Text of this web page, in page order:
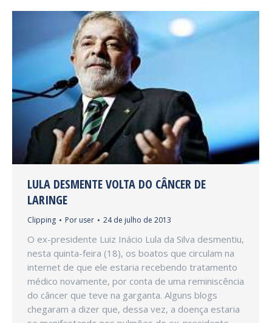
LULA DESMENTE VOLTA DO CÂNCER DE
LARINGE
Clipping Por user 24 de julho de 2013
O ex-presidente Luiz Inácio Lula da Silva desmentiu,
nesta quinta-feira (18), os boatos que circulam na
internet de que ele estaria recebendo tratamento
médico novamente, por conta de uma reminiscência
do câncer que teve na garganta. Alguns blogs
chegaram a dizer que, dessa vez, a doença estaria